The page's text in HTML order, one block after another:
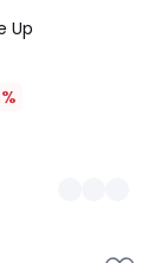
Up